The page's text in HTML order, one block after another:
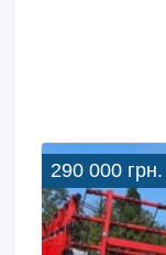
290 000 грн.